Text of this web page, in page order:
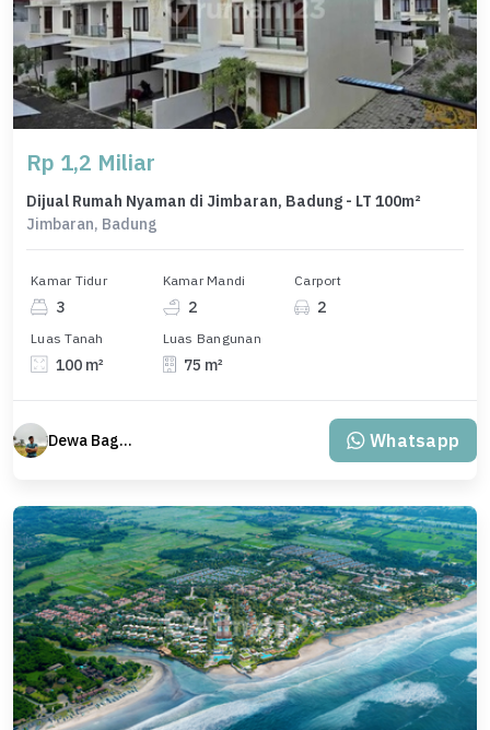
Rp 1,2 Miliar
Dijual Rumah Nyaman di Jimbaran, Badung - LT 100m²
Jimbaran, Badung
Kamar Tidur
3
Kamar Mandi
2
Carport
2
Luas Tanah
100 m²
Luas Bangunan
75 m²
Dewa Bagus Dwi Mantara Whatsapp